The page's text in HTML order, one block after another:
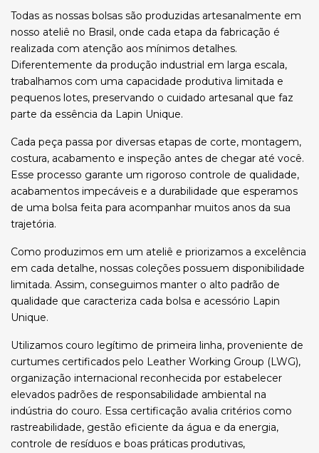
Todas as nossas bolsas são produzidas artesanalmente em
nosso ateliê no Brasil, onde cada etapa da fabricação é
realizada com atenção aos mínimos detalhes.
Diferentemente da produção industrial em larga escala,
trabalhamos com uma capacidade produtiva limitada e
pequenos lotes, preservando o cuidado artesanal que faz
parte da essência da Lapin Unique.
Cada peça passa por diversas etapas de corte, montagem,
costura, acabamento e inspeção antes de chegar até você.
Esse processo garante um rigoroso controle de qualidade,
acabamentos impecáveis e a durabilidade que esperamos
de uma bolsa feita para acompanhar muitos anos da sua
trajetória.
Como produzimos em um ateliê e priorizamos a excelência
em cada detalhe, nossas coleções possuem disponibilidade
limitada. Assim, conseguimos manter o alto padrão de
qualidade que caracteriza cada bolsa e acessório Lapin
Unique.
Utilizamos couro legítimo de primeira linha, proveniente de
curtumes certificados pelo Leather Working Group (LWG),
organização internacional reconhecida por estabelecer
elevados padrões de responsabilidade ambiental na
indústria do couro. Essa certificação avalia critérios como
rastreabilidade, gestão eficiente da água e da energia,
controle de resíduos e boas práticas produtivas,